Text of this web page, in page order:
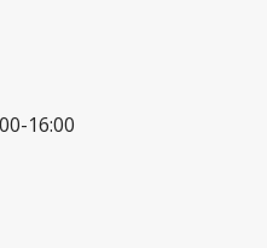
16:00